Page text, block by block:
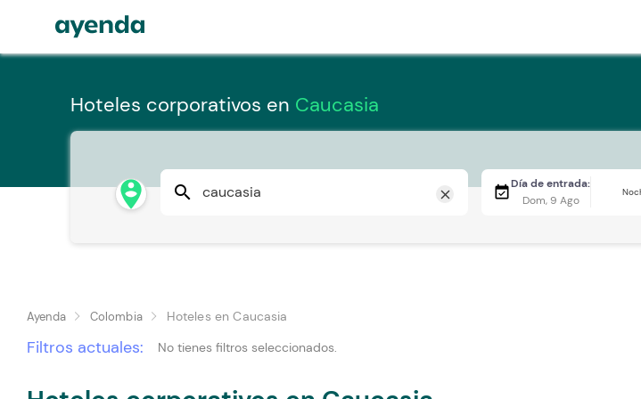
Hoteles corporativos en Caucasia
person_pin_circle search close event_availableDía de entrada:
Dom, 9 Ago
Ayenda Colombia Hoteles en Caucasia
Filtros actuales: No tienes filtros seleccionados.